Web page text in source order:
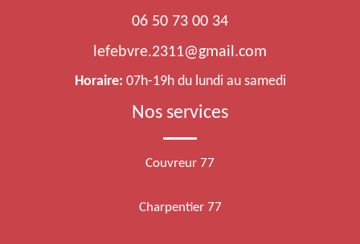
06 50 73 00 34
lefebvre.2311@gmail.com
Horaire: 07h-19h du lundi au samedi
Nos services
Couvreur 77
Charpentier 77